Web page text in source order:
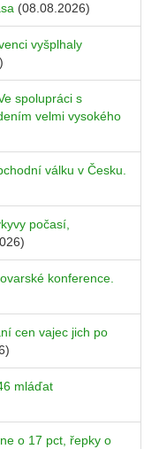
(08.08.2026)
vyšplhaly
spolupráci s
velmi vysokého
válku v Česku.
počasí,
konference.
cen vajec jich po
mláďat
o 17 pct, řepky o